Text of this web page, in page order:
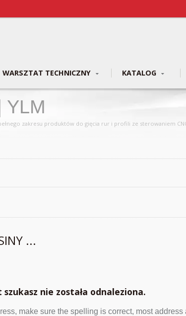
WARSZTAT TECHNICZNY KATALOG
YLM
zakresu produktów do gięcia rur i profili ze sterowaniem
...
nie została odnaleziona.
make sure the spelling is correct, most